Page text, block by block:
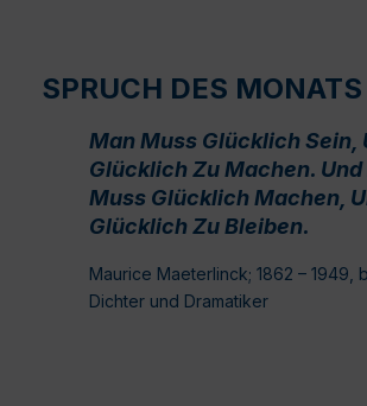
SPRUCH DES MONATS
Man Muss Glücklich Sein,
Glücklich Zu Machen. Und
Muss Glücklich Machen,
Glücklich Zu Bleiben.
Maurice Maeterlinck; 1862 – 1949,
Dichter und Dramatiker